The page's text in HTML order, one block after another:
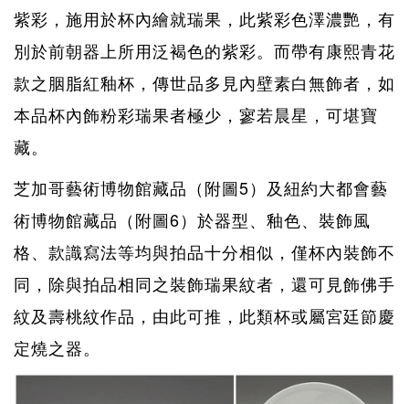
紫彩，施用於杯內繪就瑞果，此紫彩色澤濃艷，有
別於前朝器上所用泛褐色的紫彩。而帶有康熙青花
款之胭脂紅釉杯，傳世品多見內壁素白無飾者，如
本品杯內飾粉彩瑞果者極少，寥若晨星，可堪寶
藏。
芝加哥藝術博物館藏品（附圖5）及紐約大都會藝
術博物館藏品（附圖6）於器型、釉色、裝飾風
格、款識寫法等均與拍品十分相似，僅杯內裝飾不
同，除與拍品相同之裝飾瑞果紋者，還可見飾佛手
紋及壽桃紋作品，由此可推，此類杯或屬宮廷節慶
定燒之器。